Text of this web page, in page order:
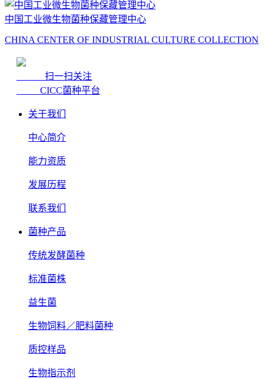
中国工业微生物菌种保藏管理中心
CHINA CENTER OF INDUSTRIAL CULTURE COLLECTION
扫一扫关注
CICC菌种平台
关于我们
中心简介
能力资质
发展历程
联系我们
菌种产品
传统发酵菌种
标准菌株
益生菌
生物饲料／肥料菌种
质控样品
生物指示剂